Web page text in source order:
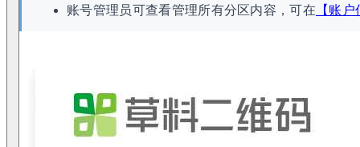
账号管理员可查看管理所有分区内容，可在 【账